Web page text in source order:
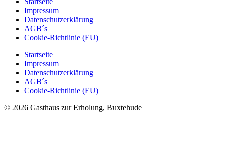
Impressum
Datenschutzerklärung
AGB´s
Cookie-Richtlinie (EU)
Startseite
Impressum
Datenschutzerklärung
AGB´s
Cookie-Richtlinie (EU)
© 2026 Gasthaus zur Erholung, Buxtehude